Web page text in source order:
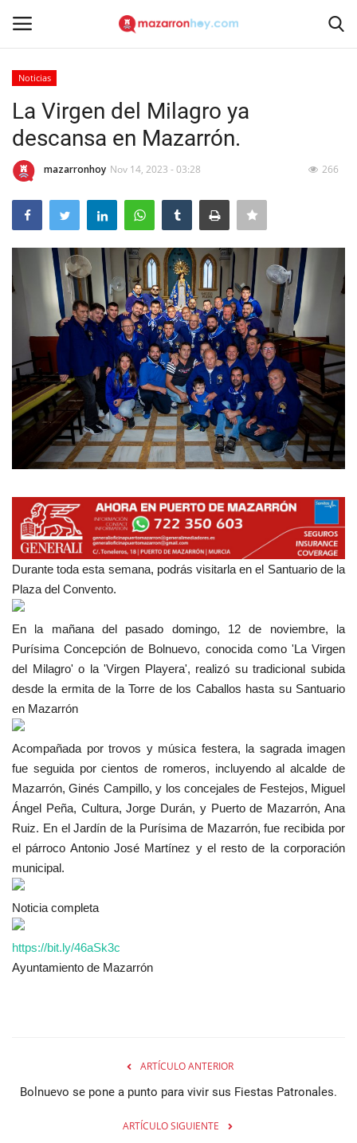
Inicio
Contacto
Noticias
Mazarrón Hoy
Entrevistas
Reportajes
Empresas
Mapa de Mazarrón
Vídeos
Galerías
Contacto
Empresas
Noticias
La Virgen del Milagro ya
descansa en Mazarrón.
mazarronhoy Nov 14, 2023 - 03:28 266
Durante toda esta semana, podrás visitarla en el Santuario de la
Plaza del Convento.
En la mañana del pasado domingo, 12 de noviembre, la
Purísima Concepción de Bolnuevo, conocida como 'La Virgen
del Milagro' o la 'Virgen Playera', realizó su tradicional subida
desde la ermita de la Torre de los Caballos hasta su Santuario
en Mazarrón
Acompañada por trovos y música festera, la sagrada imagen
fue seguida por cientos de romeros, incluyendo al alcalde de
Mazarrón, Ginés Campillo, y los concejales de Festejos, Miguel
Ángel Peña, Cultura, Jorge Durán, y Puerto de Mazarrón, Ana
Ruiz. En el Jardín de la Purísima de Mazarrón, fue recibida por
el párroco Antonio José Martínez y el resto de la corporación
municipal.
Noticia completa
https://bit.ly/46aSk3c
Ayuntamiento de Mazarrón
ARTÍCULO ANTERIOR
Bolnuevo se pone a punto para vivir sus Fiestas Patronales.
ARTÍCULO SIGUIENTE